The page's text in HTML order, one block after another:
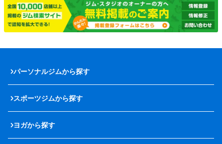
パーソナルジムから探す
スポーツジムから探す
ヨガから探す